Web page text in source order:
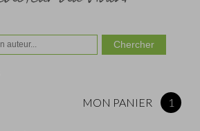
MON PANIER 1